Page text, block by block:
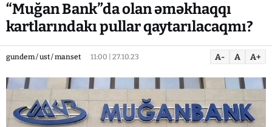
“Muğan Bank”da olan əməkhaqqı
kartlarındakı pullar qaytarılacaqmı?
gundem / ust / manset 11:00 | 27.10.23 A- A A+